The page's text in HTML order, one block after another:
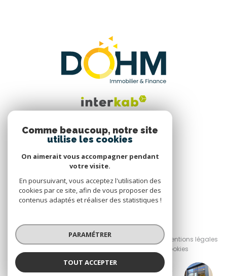
DOHM Le Puy en Velay
Nous suivre
© 2026 | Tous droits réservés
Nos honoraires
Nos partenaires
Mentions légales
Cookies
Comme beaucoup, notre site
utilise les cookies
On aimerait vous accompagner pendant
votre visite.
En poursuivant, vous acceptez l'utilisation des
cookies par ce site, afin de vous proposer des
contenus adaptés et réaliser des statistiques !
PARAMÉTRER
TOUT ACCEPTER